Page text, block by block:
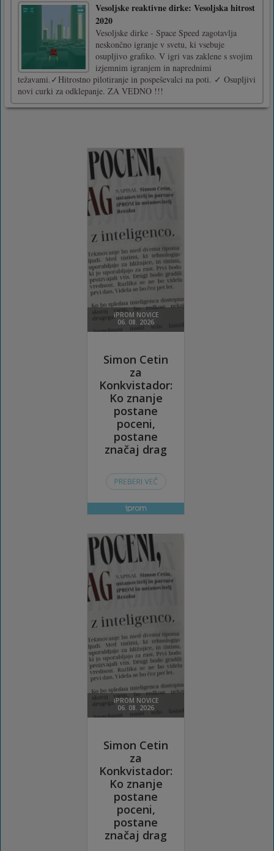
Vesoljske reaktivne dirke: Vesoljska hitrost
2020
Vesoljske dirke - Space Speed zagotavlja
neskončno igranje v svetu, ki vsebuje
osupljivo grafiko. V igri vas zaklene s svojim
izjemnim igranjem in naprednimi
težavami.✓Hitrostno pilotiranje in pospeševalci na poti. ✓ Osupljivi
novi curki za odklepanje. ZA VEDNO !!!